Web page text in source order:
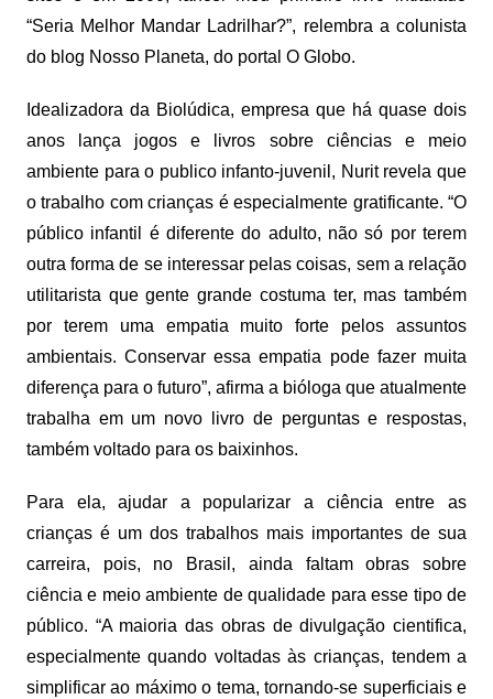
“Seria Melhor Mandar Ladrilhar?”, relembra a colunista
do blog Nosso Planeta, do portal O Globo.
Idealizadora da Biolúdica, empresa que há quase dois
anos lança jogos e livros sobre ciências e meio
ambiente para o publico infanto-juvenil, Nurit revela que
o trabalho com crianças é especialmente gratificante. “O
público infantil é diferente do adulto, não só por terem
outra forma de se interessar pelas coisas, sem a relação
utilitarista que gente grande costuma ter, mas também
por terem uma empatia muito forte pelos assuntos
ambientais. Conservar essa empatia pode fazer muita
diferença para o futuro”, afirma a bióloga que atualmente
trabalha em um novo livro de perguntas e respostas,
também voltado para os baixinhos.
Para ela, ajudar a popularizar a ciência entre as
crianças é um dos trabalhos mais importantes de sua
carreira, pois, no Brasil, ainda faltam obras sobre
ciência e meio ambiente de qualidade para esse tipo de
público. “A maioria das obras de divulgação cientifica,
especialmente quando voltadas às crianças, tendem a
simplificar ao máximo o tema, tornando-se superficiais e